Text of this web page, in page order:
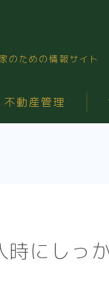
のための情報サイト
不動産管理
時にしっ